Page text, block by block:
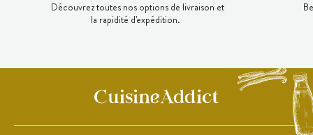
Découvrez toutes nos options de livraison et
la rapidité d'expédition.